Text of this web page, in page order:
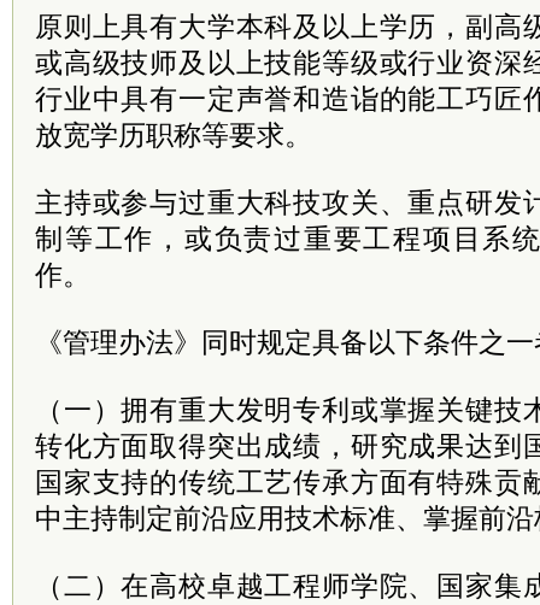
原则上具有大学本科及以上学历，副高
或高级技师及以上技能等级或行业资深
行业中具有一定声誉和造诣的能工巧匠
放宽学历职称等要求。
主持或参与过重大科技攻关、重点研发
制等工作，或负责过重要工程项目系
作。
《管理办法》同时规定具备以下条件之
（一）拥有重大发明专利或掌握关键
转化方面取得突出成绩，研究成果达到
国家支持的传统工艺传承方面有特殊贡
中主持制定前沿应用技术标准、掌握前
（二）在高校卓越工程师学院、国家